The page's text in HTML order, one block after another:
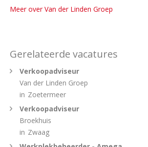
Meer over Van der Linden Groep
Gerelateerde vacatures
Verkoopadviseur
Van der Linden Groep
in Zoetermeer
Verkoopadviseur
Broekhuis
in Zwaag